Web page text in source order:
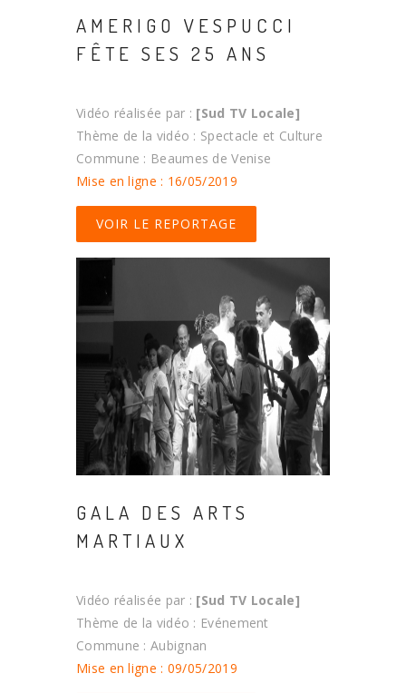
AMERIGO VESPUCCI
FÊTE SES 25 ANS
Vidéo réalisée par : [Sud TV Locale]
Thème de la vidéo : Spectacle et Culture
Commune : Beaumes de Venise
Mise en ligne : 16/05/2019
VOIR LE REPORTAGE
GALA DES ARTS
MARTIAUX
Vidéo réalisée par : [Sud TV Locale]
Thème de la vidéo : Evénement
Commune : Aubignan
Mise en ligne : 09/05/2019